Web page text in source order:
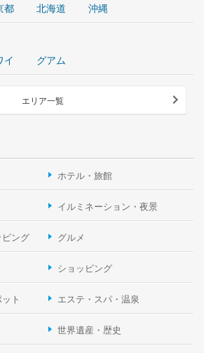
都 北海道 沖縄
イ グアム
エリア一覧
ホテル・旅館
イルミネーション・夜景
ング グルメ
ショッピング
ト エステ・スパ・温泉
世界遺産・歴史